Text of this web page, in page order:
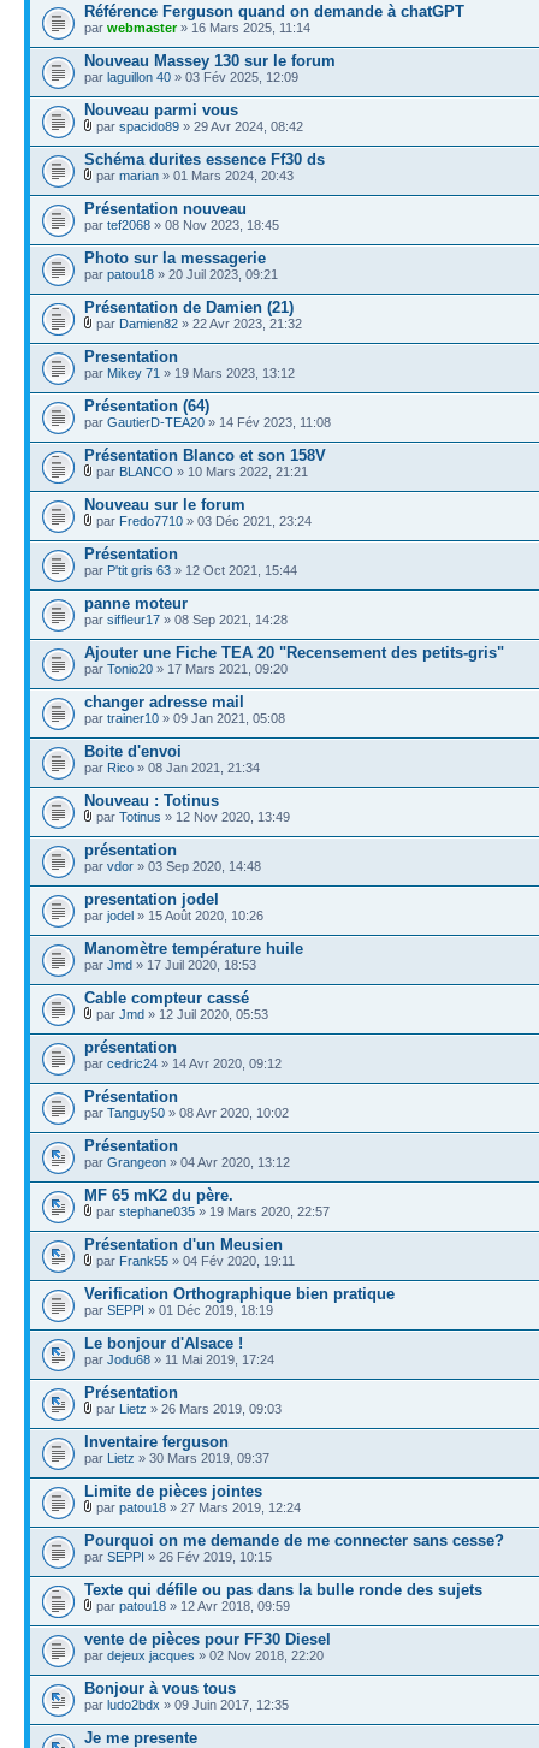
Référence Ferguson quand on demande à chatGPT
par webmaster» 16 Mars 2025, 11:14
Nouveau Massey 130 sur le forum
par laguillon 40 » 03 Fév 2025, 12:09
Nouveau parmi vous
par spacido89 » 29 Avr 2024, 08:42
Schéma durites essence Ff30 ds
par marian » 01 Mars 2024, 20:43
Présentation nouveau
par tef2068 » 08 Nov 2023, 18:45
Photo sur la messagerie
par patou18 » 20 Juil 2023, 09:21
Présentation de Damien (21)
par Damien82 » 22 Avr 2023, 21:32
Presentation
par Mikey 71 » 19 Mars 2023, 13:12
Présentation (64)
par GautierD-TEA20 » 14 Fév 2023, 11:08
Présentation Blanco et son 158V
par BLANCO » 10 Mars 2022, 21:21
Nouveau sur le forum
par Fredo7710 » 03 Déc 2021, 23:24
Présentation
par P'tit gris 63 » 12 Oct 2021, 15:44
panne moteur
par siffleur17 » 08 Sep 2021, 14:28
Ajouter une Fiche TEA 20 "Recensement des petits-gris"
par Tonio20 » 17 Mars 2021, 09:20
changer adresse mail
par trainer10 » 09 Jan 2021, 05:08
Boite d'envoi
par Rico » 08 Jan 2021, 21:34
Nouveau : Totinus
par Totinus » 12 Nov 2020, 13:49
présentation
par vdor » 03 Sep 2020, 14:48
presentation jodel
par jodel » 15 Août 2020, 10:26
Manomètre température huile
par Jmd » 17 Juil 2020, 18:53
Cable compteur cassé
par Jmd » 12 Juil 2020, 05:53
présentation
par cedric24 » 14 Avr 2020, 09:12
Présentation
par Tanguy50 » 08 Avr 2020, 10:02
Présentation
par Grangeon » 04 Avr 2020, 13:12
MF 65 mK2 du père.
par stephane035 » 19 Mars 2020, 22:57
Présentation d'un Meusien
par Frank55 » 04 Fév 2020, 19:11
Verification Orthographique bien pratique
par SEPPI » 01 Déc 2019, 18:19
Le bonjour d'Alsace !
par Jodu68 » 11 Mai 2019, 17:24
Présentation
par Lietz » 26 Mars 2019, 09:03
Inventaire ferguson
par Lietz » 30 Mars 2019, 09:37
Limite de pièces jointes
par patou18 » 27 Mars 2019, 12:24
Pourquoi on me demande de me connecter sans cesse?
par SEPPI » 26 Fév 2019, 10:15
Texte qui défile ou pas dans la bulle ronde des sujets
par patou18 » 12 Avr 2018, 09:59
vente de pièces pour FF30 Diesel
par dejeux jacques » 02 Nov 2018, 22:20
Bonjour à vous tous
par ludo2bdx » 09 Juin 2017, 12:35
Je me presente